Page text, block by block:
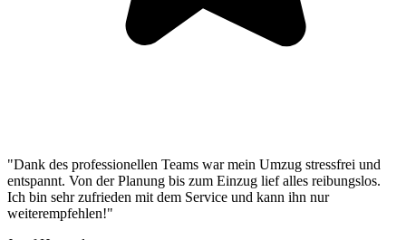
"Dank des professionellen Teams war mein Umzug stressfrei und
entspannt. Von der Planung bis zum Einzug lief alles reibungslos.
Ich bin sehr zufrieden mit dem Service und kann ihn nur
weiterempfehlen!"